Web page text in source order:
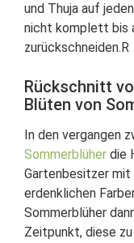
und Thuja auf
nicht komplett bis
zurückschneiden.R
Rückschnitt
Blüten von
In den vergangen
Sommerblüher die
Gartenbesitzer mit
erdenklichen
Sommerblüher
Zeitpunkt, diese